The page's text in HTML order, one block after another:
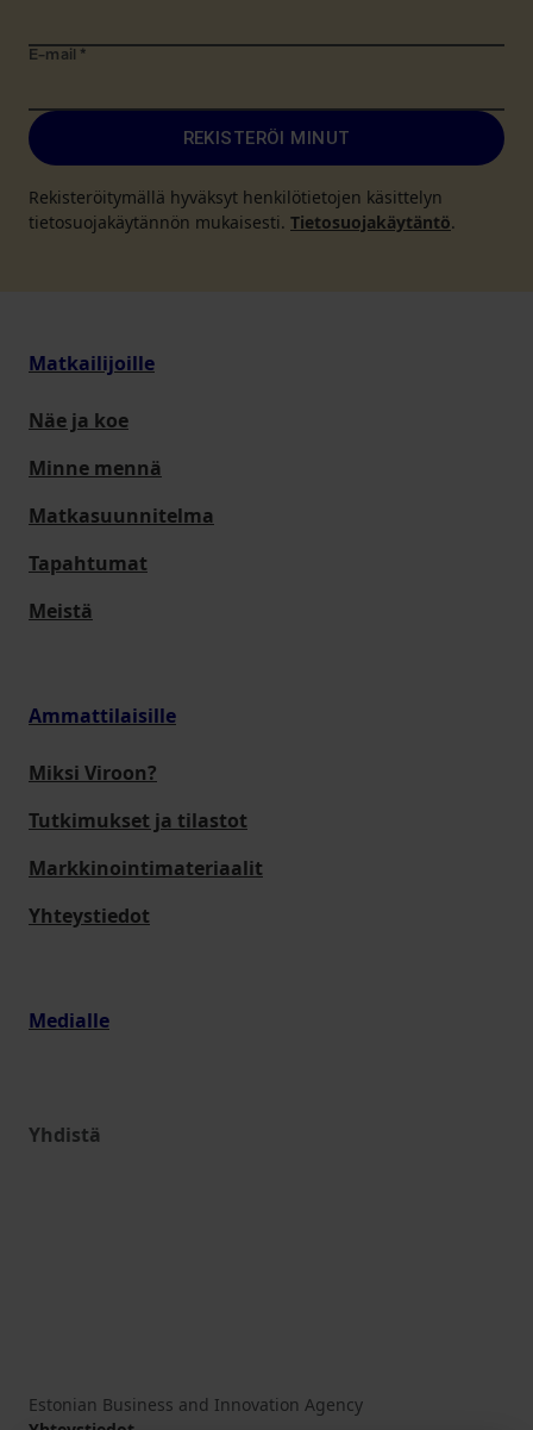
E-mail *
REKISTERÖI MINUT
Rekisteröitymällä hyväksyt henkilötietojen käsittelyn
tietosuojakäytännön mukaisesti. Tietosuojakäytäntö.
Matkailijoille
Näe ja koe
Minne mennä
Matkasuunnitelma
Tapahtumat
Meistä
Ammattilaisille
Miksi Viroon?
Tutkimukset ja tilastot
Markkinointimateriaalit
Yhteystiedot
Medialle
Yhdistä
Estonian Business and Innovation Agency